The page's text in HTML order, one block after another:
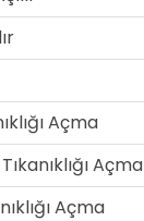
Açma
Açma
Açma